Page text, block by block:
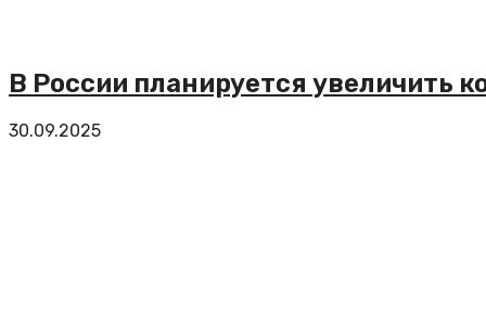
В России планируется увеличить
30.09.2025